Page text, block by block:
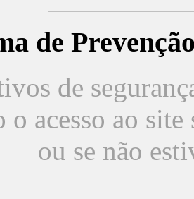
de
de
o acesso ao
ou se não